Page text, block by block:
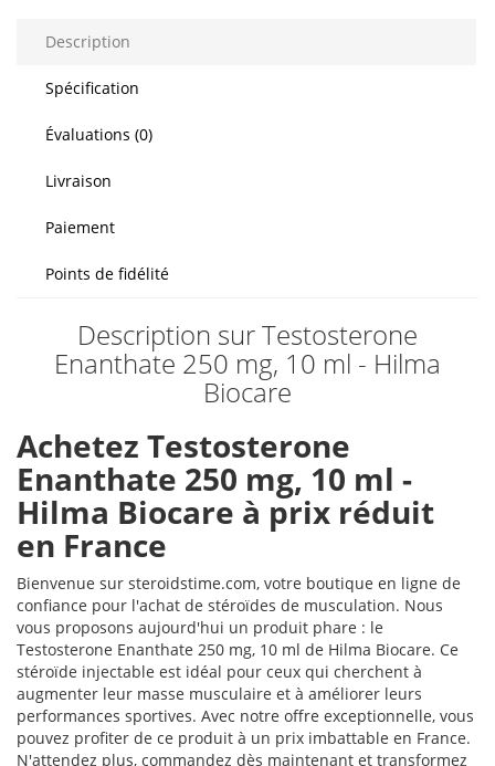
Description
Spécification
Évaluations (0)
Livraison
Paiement
Points de fidélité
Description sur Testosterone
Enanthate 250 mg, 10 ml - Hilma
Biocare
Achetez Testosterone
Enanthate 250 mg, 10 ml -
Hilma Biocare à prix réduit
en France
Bienvenue sur steroidstime.com, votre boutique en ligne de
confiance pour l'achat de stéroïdes de musculation. Nous
vous proposons aujourd'hui un produit phare : le
Testosterone Enanthate 250 mg, 10 ml de Hilma Biocare. Ce
stéroïde injectable est idéal pour ceux qui cherchent à
augmenter leur masse musculaire et à améliorer leurs
performances sportives. Avec notre offre exceptionnelle, vous
pouvez profiter de ce produit à un prix imbattable en France.
N'attendez plus, commandez dès maintenant et transformez